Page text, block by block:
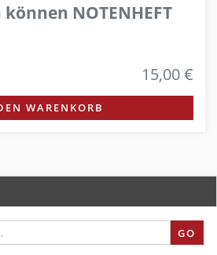
NOTENHEFT
15,00 €
WARENKORB
GO